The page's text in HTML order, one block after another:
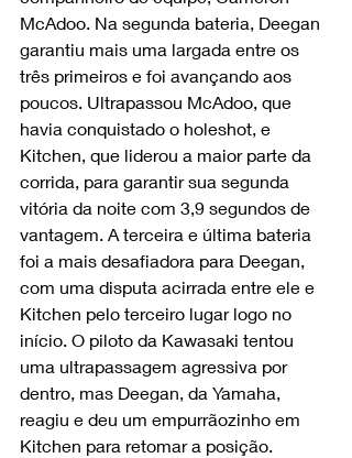
McAdoo. Na segunda bateria, Deegan
garantiu mais uma largada entre os
três primeiros e foi avançando aos
poucos. Ultrapassou McAdoo, que
havia conquistado o holeshot, e
Kitchen, que liderou a maior parte da
corrida, para garantir sua segunda
vitória da noite com 3,9 segundos de
vantagem. A terceira e última bateria
foi a mais desafiadora para Deegan,
com uma disputa acirrada entre ele e
Kitchen pelo terceiro lugar logo no
início. O piloto da Kawasaki tentou
uma ultrapassagem agressiva por
dentro, mas Deegan, da Yamaha,
reagiu e deu um empurrãozinho em
Kitchen para retomar a posição.